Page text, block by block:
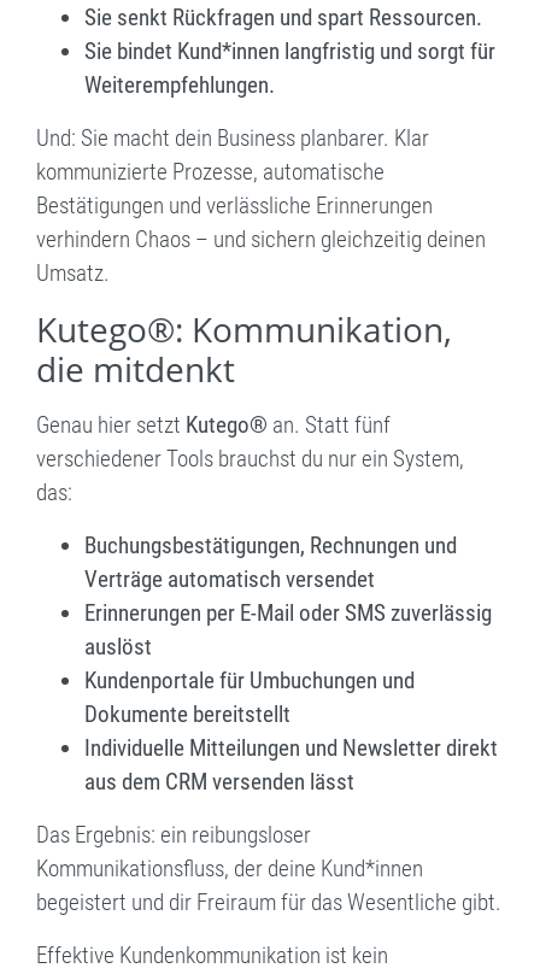
Sie senkt Rückfragen und spart Ressourcen.
Sie bindet Kund*innen langfristig und sorgt für
Weiterempfehlungen.
Und: Sie macht dein Business planbarer. Klar
kommunizierte Prozesse, automatische
Bestätigungen und verlässliche Erinnerungen
verhindern Chaos – und sichern gleichzeitig deinen
Umsatz.
Kutego®: Kommunikation,
die mitdenkt
Genau hier setzt Kutego® an. Statt fünf
verschiedener Tools brauchst du nur ein System,
das:
Buchungsbestätigungen, Rechnungen und
Verträge automatisch versendet
Erinnerungen per E-Mail oder SMS zuverlässig
auslöst
Kundenportale für Umbuchungen und
Dokumente bereitstellt
Individuelle Mitteilungen und Newsletter direkt
aus dem CRM versenden lässt
Das Ergebnis: ein reibungsloser
Kommunikationsfluss, der deine Kund*innen
begeistert und dir Freiraum für das Wesentliche gibt.
Effektive Kundenkommunikation ist kein